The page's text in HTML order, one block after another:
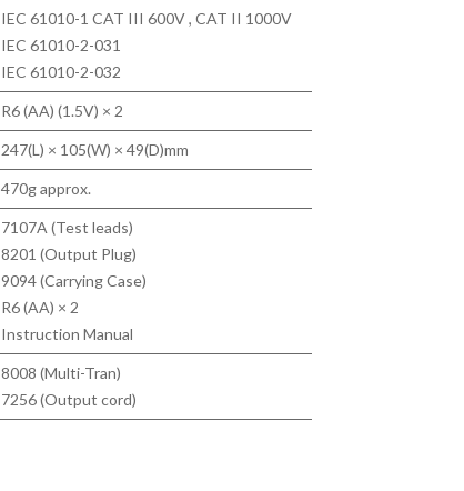
IEC 61010-1 CAT III 600V , CAT II 1000V
IEC 61010-2-031
IEC 61010-2-032
R6 (AA) (1.5V) × 2
247(L) × 105(W) × 49(D)mm
470g approx.
7107A (Test leads)
8201 (Output Plug)
9094 (Carrying Case)
R6 (AA) × 2
Instruction Manual
8008 (Multi-Tran)
7256 (Output cord)